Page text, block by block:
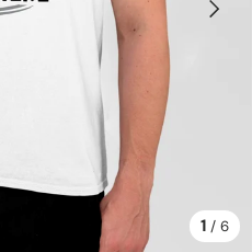
1 / de
6